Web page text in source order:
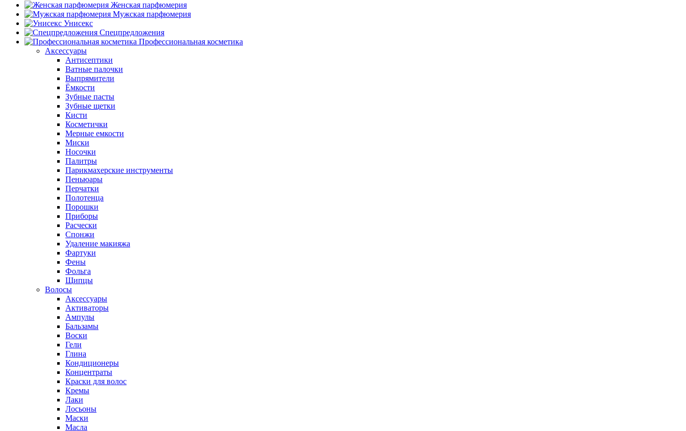
Женская парфюмерия
Мужская парфюмерия
Унисекс
Спецпредложения
Профессиональная косметика
Аксессуары
Антисептики
Ватные палочки
Выпрямители
Ёмкости
Зубные пасты
Зубные щетки
Кисти
Косметички
Мерные емкости
Миски
Носочки
Палитры
Парикмахерские инструменты
Пеньюары
Перчатки
Полотенца
Порошки
Приборы
Расчески
Спонжи
Удаление макияжа
Фартуки
Фены
Фольга
Щипцы
Волосы
Аксессуары
Активаторы
Ампулы
Бальзамы
Воски
Гели
Глина
Кондиционеры
Концентраты
Краски для волос
Кремы
Лаки
Лосьоны
Маски
Масла